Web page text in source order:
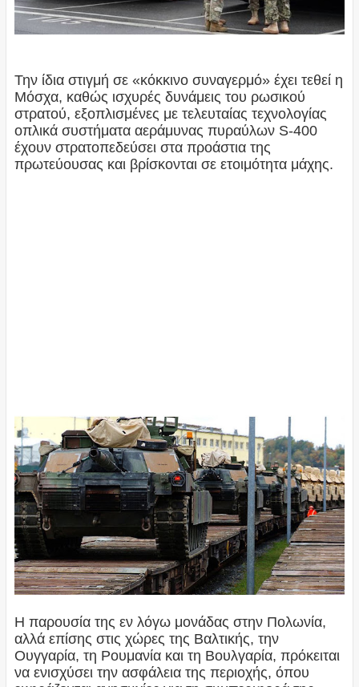
Την ίδια στιγμή σε «κόκκινο συναγερμό» έχει τεθεί η
Μόσχα, καθώς ισχυρές δυνάμεις του ρωσικού
στρατού, εξοπλισμένες με τελευταίας τεχνολογίας
οπλικά συστήματα αεράμυνας πυραύλων S-400
έχουν στρατοπεδεύσει στα προάστια της
πρωτεύουσας και βρίσκονται σε ετοιμότητα μάχης.
Η παρουσία της εν λόγω μονάδας στην Πολωνία,
αλλά επίσης στις χώρες της Βαλτικής, την
Ουγγαρία, τη Ρουμανία και τη Βουλγαρία, πρόκειται
να ενισχύσει την ασφάλεια της περιοχής, όπου